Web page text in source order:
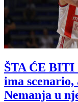
ŠTA ĆE BITI
ima
Nemanja u